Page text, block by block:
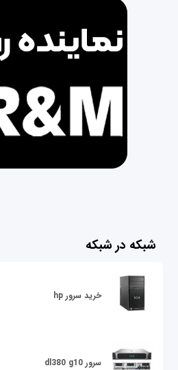
شبکه در شبکه
خرید سرور hp
سرور dl380 g10